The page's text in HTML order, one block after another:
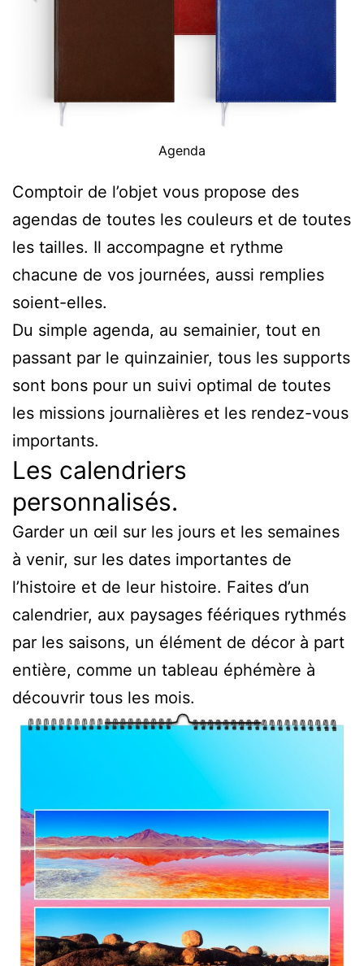
Agenda
Comptoir de l’objet vous propose des
agendas de toutes les couleurs et de toutes
les tailles. Il accompagne et rythme
chacune de vos journées, aussi remplies
soient-elles.
Du simple agenda, au semainier, tout en
passant par le quinzainier, tous les supports
sont bons pour un suivi optimal de toutes
les missions journalières et les rendez-vous
importants.
Les calendriers
personnalisés.
Garder un œil sur les jours et les semaines
à venir, sur les dates importantes de
l’histoire et de leur histoire. Faites d’un
calendrier, aux paysages féériques rythmés
par les saisons, un élément de décor à part
entière, comme un tableau éphémère à
découvrir tous les mois.